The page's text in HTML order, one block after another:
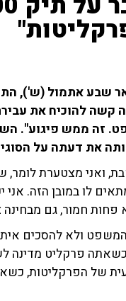
שבע אתמול (ש'),
בתיק 4000 כי יהיה קשה
זה ממש פיגוע".
את דעתה על
ואני מצטערת
לו במובן הזה.
חמור, גם מבחינה
ולא להסכים
פרקליט מדינה
של הפרקליטות,